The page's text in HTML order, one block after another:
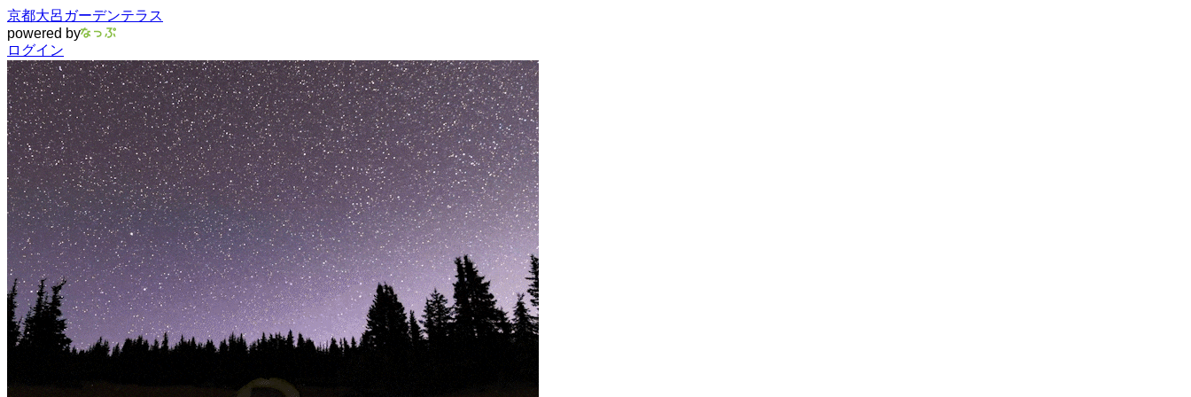
京都大呂ガーデンテラス
powered by
ログイン